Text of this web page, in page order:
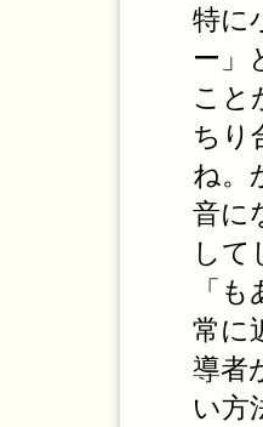
特に
ー」
こと
ちり
ね。
音に
して
「
常に
導者
い方